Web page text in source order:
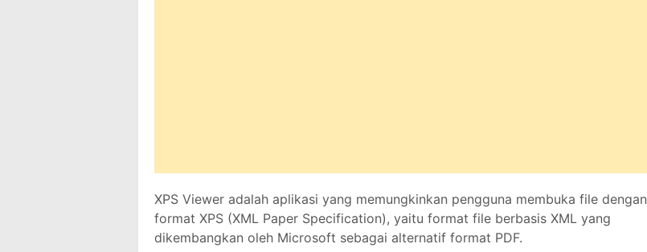
XPS Viewer adalah aplikasi yang memungkinkan pengguna membuka file dengan
format XPS (XML Paper Specification), yaitu format file berbasis XML yang
dikembangkan oleh Microsoft sebagai alternatif format PDF.